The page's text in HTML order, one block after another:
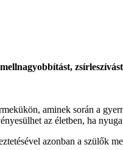
aminek során a
az életben, ha
azonban a szülők